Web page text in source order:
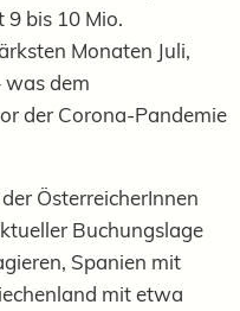
bis 10 Mio.
Monaten Juli,
was dem
der Corona-Pandemie
ÖsterreicherInnen
Buchungslage
Spanien mit
mit etwa